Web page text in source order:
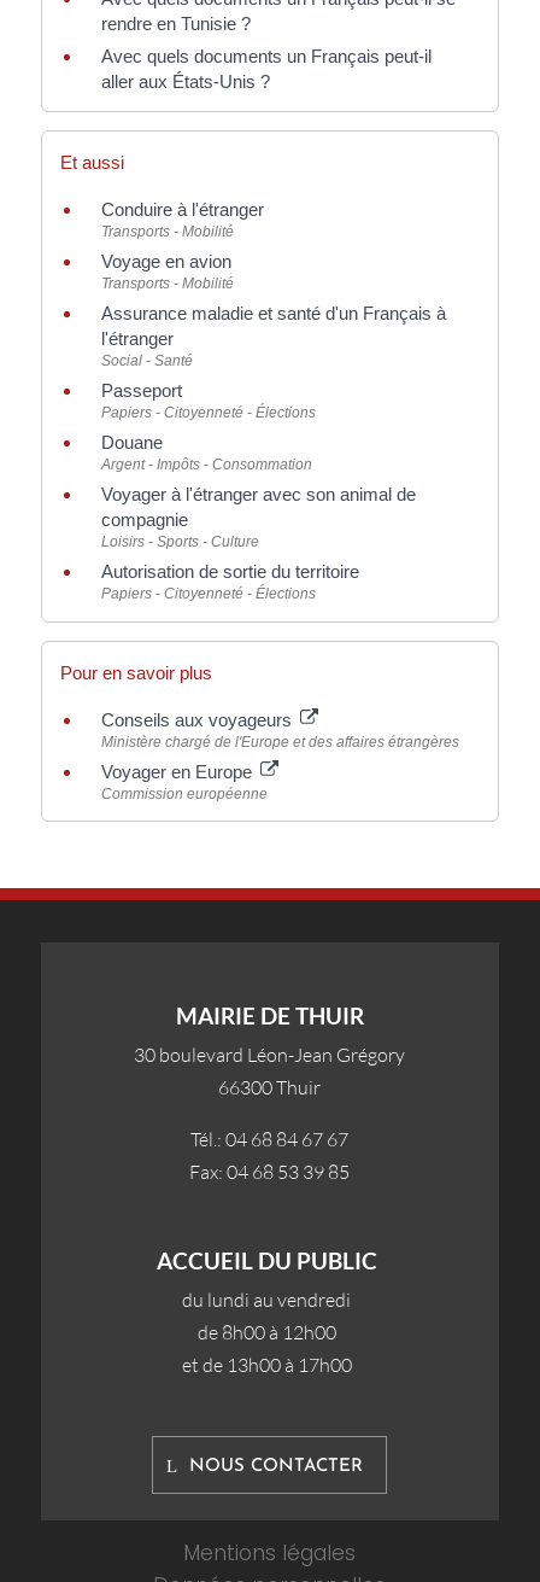
rendre en Tunisie ?
Avec quels documents un Français peut-il
aller aux États-Unis ?
Et aussi
Conduire à l'étranger
Transports - Mobilité
Voyage en avion
Transports - Mobilité
Assurance maladie et santé d'un Français à
l'étranger
Social - Santé
Passeport
Papiers - Citoyenneté - Élections
Douane
Argent - Impôts - Consommation
Voyager à l'étranger avec son animal de
compagnie
Loisirs - Sports - Culture
Autorisation de sortie du territoire
Papiers - Citoyenneté - Élections
Pour en savoir plus
Conseils aux voyageurs
Ministère chargé de l'Europe et des affaires étrangères
Voyager en Europe
Commission européenne
MAIRIE DE THUIR
30 boulevard Léon-Jean Grégory
66300 Thuir
Tél.: 04 68 84 67 67
Fax: 04 68 53 39 85
ACCUEIL DU PUBLIC
du lundi au vendredi
de 8h00 à 12h00
et de 13h00 à 17h00
NOUS CONTACTER
Mentions légales